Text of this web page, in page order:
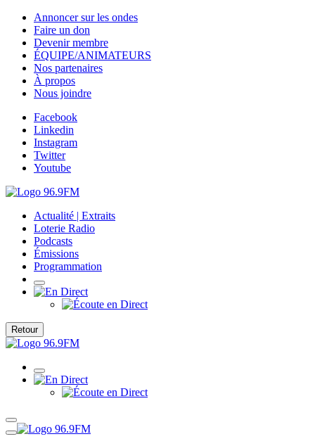
Annoncer sur les ondes
Faire un don
Devenir membre
ÉQUIPE/ANIMATEURS
Nos partenaires
À propos
Nous joindre
Facebook
Linkedin
Instagram
Twitter
Youtube
Actualité | Extraits
Loterie Radio
Podcasts
Émissions
Programmation
Retour